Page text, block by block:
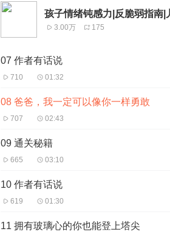
孩子情绪钝感力|反脆弱指南|
3.00万 175
07 作者有话说
710 01:32
08 爸爸，我一定可以像你一样勇敢
707 02:43
09 通关秘籍
665 03:10
10 作者有话说
619 01:30
11 拥有玻璃心的你也能登上塔尖